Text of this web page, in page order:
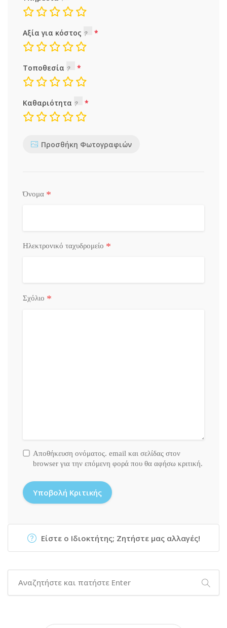
Αξία για κόστος
Τοποθεσία
Καθαριότητα
Προσθήκη Φωτογραφιών
Όνομα *
Ηλεκτρονικό ταχυδρομείο *
Σχόλιο *
Αποθήκευση ονόματος. email και σελίδας στον
browser για την επόμενη φορά που θα αφήσω κριτική.
Είστε ο Ιδιοκτήτης; Ζητήστε μας αλλαγές!